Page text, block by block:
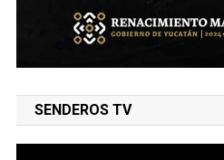
SENDEROS TV